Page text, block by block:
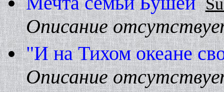
Описание
"И на Тихом океане
Описание